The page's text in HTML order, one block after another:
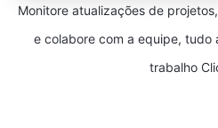
Monitore atualizações de
e colabore com a equipe, tudo
trabalho